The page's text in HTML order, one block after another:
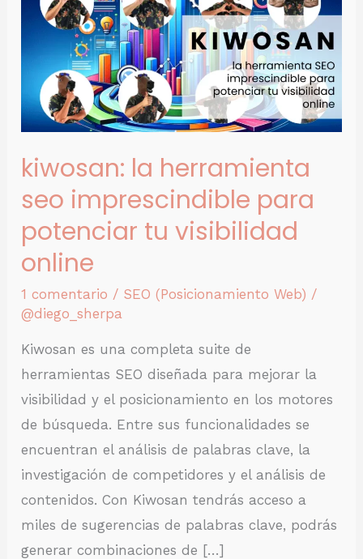
kiwosan: la herramienta
seo imprescindible para
potenciar tu visibilidad
online
1 comentario / SEO (Posicionamiento Web) /
@diego_sherpa
Kiwosan es una completa suite de
herramientas SEO diseñada para mejorar la
visibilidad y el posicionamiento en los motores
de búsqueda. Entre sus funcionalidades se
encuentran el análisis de palabras clave, la
investigación de competidores y el análisis de
contenidos. Con Kiwosan tendrás acceso a
miles de sugerencias de palabras clave, podrás
generar combinaciones de […]
herramienta
imprescindible
para
potenciar
visibilidad